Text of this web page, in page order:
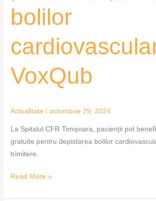
bolilor
VoxQub
Actualitate /octombrie 29, 2024
La Spitalul CFR Timișoara, pacienții pot
gratuite pentru depistarea bolilor
trimitere.
Read More »